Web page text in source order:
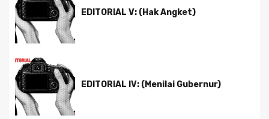
EDITORIAL V: (Hak Angket)
EDITORIAL IV: (Menilai Gubernur)